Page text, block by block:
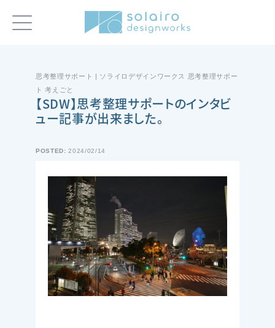
思考整理サポート | ソライロデザインワークス 思考整理サポー
ト 考えごと
【SDW】思考整理サポートのインタビ
ュー記事が出来ました。
POSTED:2024/02/14